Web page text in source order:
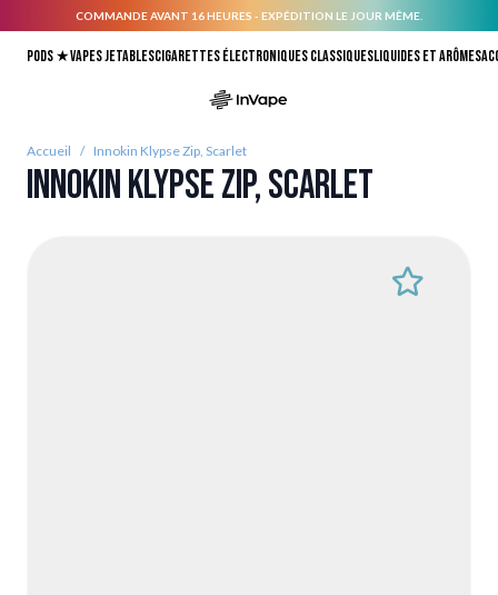
COMMANDE AVANT 16 HEURES - EXPÉDITION LE JOUR MÊME.
Pods ★Vapes jetablesCigarettes électroniques classiquesLiquides et arômes
Accueil / Innokin Klypse Zip, Scarlet
Innokin Klypse Zip, Scarlet